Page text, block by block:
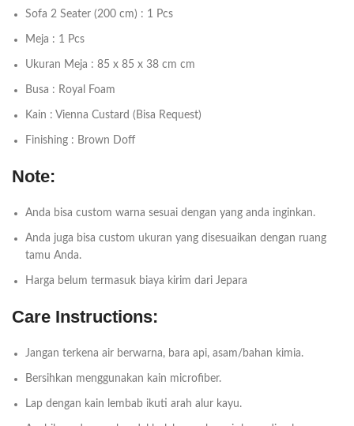
Sofa 2 Seater (200 cm) : 1 Pcs
Meja : 1 Pcs
Ukuran Meja : 85 x 85 x 38 cm cm
Busa : Royal Foam
Kain : Vienna Custard (Bisa Request)
Finishing : Brown Doff
Note:
Anda bisa custom warna sesuai dengan yang anda inginkan.
Anda juga bisa custom ukuran yang disesuaikan dengan ruang
tamu Anda.
Harga belum termasuk biaya kirim dari Jepara
Care Instructions:
Jangan terkena air berwarna, bara api, asam/bahan kimia.
Bersihkan menggunakan kain microfiber.
Lap dengan kain lembab ikuti arah alur kayu.